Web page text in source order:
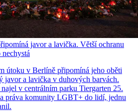
javor a lavička. Větší ochranu
útoku v Berlíně připomíná jeho oběti
javor a lavička v duhových barvách.
v centrálním parku Tiergarten 25.
práva komunity LGBT+ do lidí, jednu